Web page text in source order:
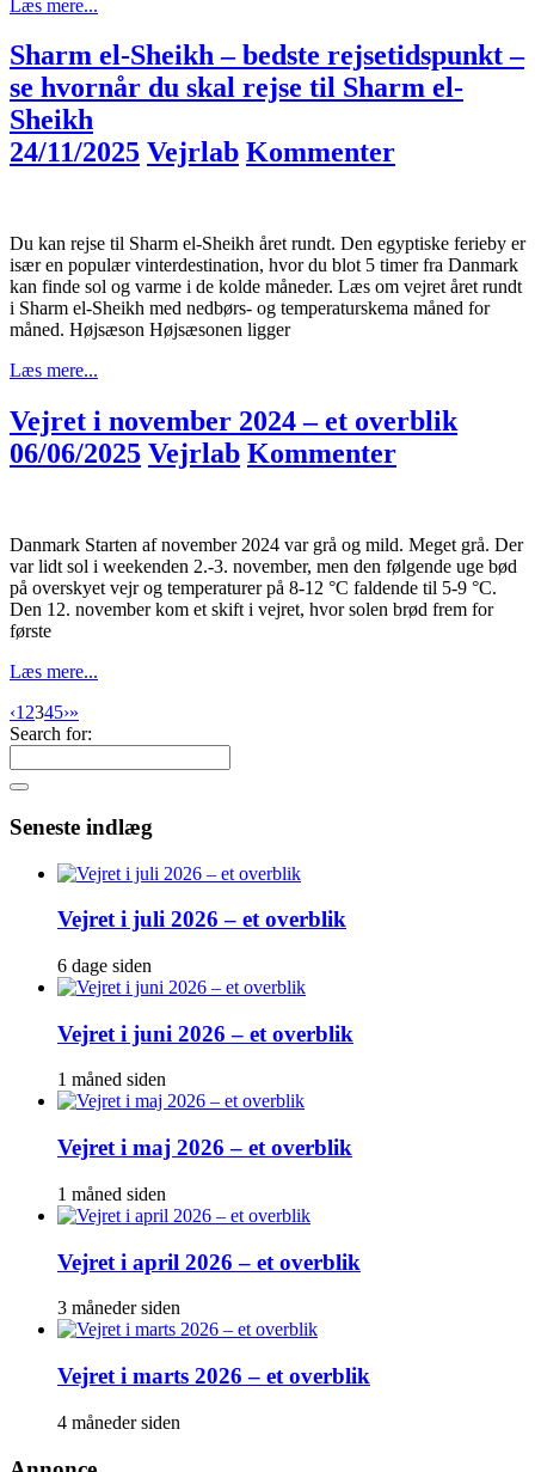
Læs mere...
Sharm el-Sheikh – bedste rejsetidspunkt –
se hvornår du skal rejse til Sharm el-
Sheikh
24/11/2025 Vejrlab Kommenter
Du kan rejse til Sharm el-Sheikh året rundt. Den egyptiske ferieby er
især en populær vinterdestination, hvor du blot 5 timer fra Danmark
kan finde sol og varme i de kolde måneder. Læs om vejret året rundt
i Sharm el-Sheikh med nedbørs- og temperaturskema måned for
måned. Højsæson Højsæsonen ligger
Læs mere...
Vejret i november 2024 – et overblik
06/06/2025 Vejrlab Kommenter
Danmark Starten af november 2024 var grå og mild. Meget grå. Der
var lidt sol i weekenden 2.-3. november, men den følgende uge bød
på overskyet vejr og temperaturer på 8-12 °C faldende til 5-9 °C.
Den 12. november kom et skift i vejret, hvor solen brød frem for
første
Læs mere...
‹1 2345›»
Search for:
Seneste indlæg
Vejret i juli 2026 – et overblik
6 dage siden
Vejret i juni 2026 – et overblik
1 måned siden
Vejret i maj 2026 – et overblik
1 måned siden
Vejret i april 2026 – et overblik
3 måneder siden
Vejret i marts 2026 – et overblik
4 måneder siden